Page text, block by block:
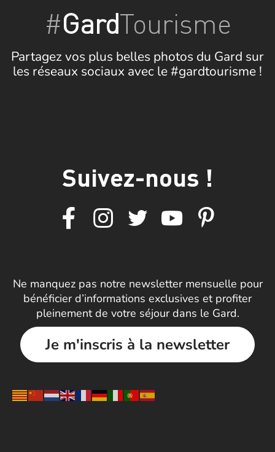
#GardTourisme
Partagez vos plus belles photos du Gard sur
les réseaux sociaux avec le #gardtourisme !
Suivez-nous !
Ne manquez pas notre newsletter mensuelle pour
bénéficier d’informations exclusives et profiter
pleinement de votre séjour dans le Gard.
Je m'inscris à la newsletter